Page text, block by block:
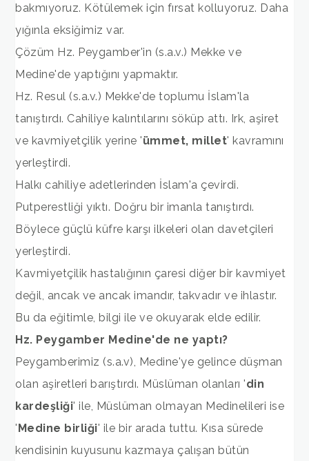
bakmıyoruz. Kötülemek için fırsat kolluyoruz. Daha
yığınla eksiğimiz var.
Çözüm Hz. Peygamber'in (s.a.v.) Mekke ve
Medine'de yaptığını yapmaktır.
Hz. Resul (s.a.v.) Mekke'de toplumu İslam'la
tanıştırdı. Cahiliye kalıntılarını söküp attı. Irk, aşiret
ve kavmiyetçilik yerine 'ümmet, millet' kavramını
yerleştirdi.
Halkı cahiliye adetlerinden İslam'a çevirdi.
Putperestliği yıktı. Doğru bir imanla tanıştırdı.
Böylece güçlü küfre karşı ilkeleri olan davetçileri
yerleştirdi.
Kavmiyetçilik hastalığının çaresi diğer bir kavmiyet
değil, ancak ve ancak imandır, takvadır ve ihlastır.
Bu da eğitimle, bilgi ile ve okuyarak elde edilir.
Hz. Peygamber Medine'de ne yaptı?
Peygamberimiz (s.a.v), Medine'ye gelince düşman
olan aşiretleri barıştırdı. Müslüman olanları 'din
kardeşliği' ile, Müslüman olmayan Medinelileri ise
'Medine birliği' ile bir arada tuttu. Kısa sürede
kendisinin kuyusunu kazmaya çalışan bütün